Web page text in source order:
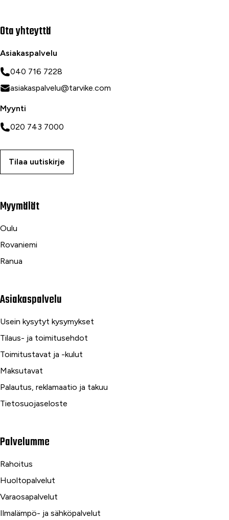
Ota yhteyttä
Asiakaspalvelu
040 716 7228
asiakaspalvelu@tarvike.com
Myynti
020 743 7000
Tilaa uutiskirje
Myymälät
Oulu
Rovaniemi
Ranua
Asiakaspalvelu
Usein kysytyt kysymykset
Tilaus- ja toimitusehdot
Toimitustavat ja -kulut
Maksutavat
Palautus, reklamaatio ja takuu
Tietosuojaseloste
Palvelumme
Rahoitus
Huoltopalvelut
Varaosapalvelut
Ilmalämpö- ja sähköpalvelut